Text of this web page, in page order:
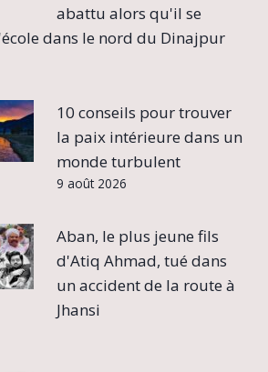
abattu alors qu'il se
dans le nord du Dinajpur
10 conseils pour trouver
la paix intérieure dans un
monde turbulent
9 août 2026
Aban, le plus jeune fils
d'Atiq Ahmad, tué dans
un accident de la route à
Jhansi